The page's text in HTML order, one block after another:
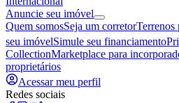
Anuncie seu imóvel
Quem somosSeja um corretorTerrenos
seu imóvelSimule seu financiamento
CollectionMarketplace para
proprietários
Acessar meu perfil
Redes sociais